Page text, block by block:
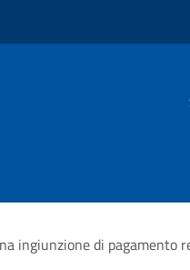
ingiunzione di pagamento